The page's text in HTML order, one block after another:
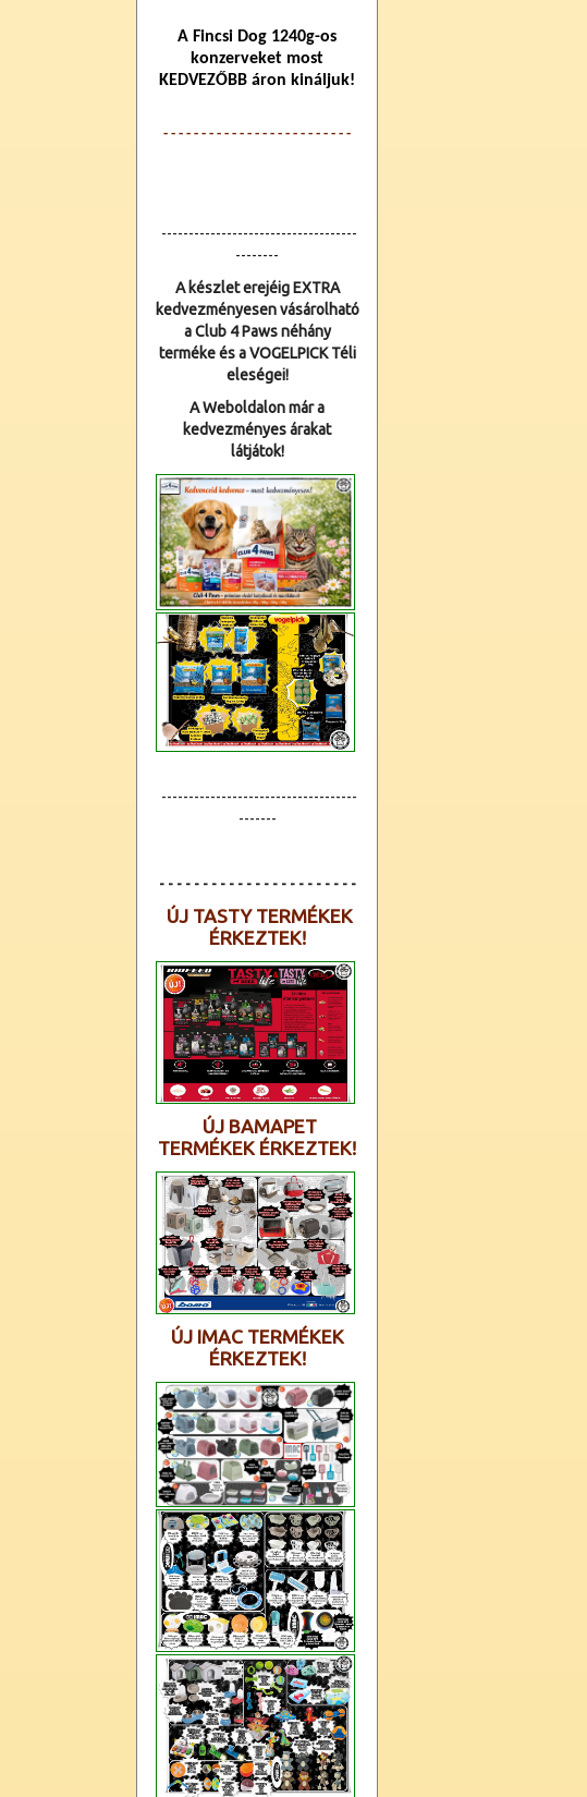
A Fincsi Dog 1240g-os
konzerveket most
KEDVEZŐBB áron kináljuk!
- - - - - - - - - - - - -- - - - - - - - - - - -
------------------------------------
--------
A készlet erejéig EXTRA
kedvezményesen vásárolható
a Club 4 Paws néhány
terméke és a VOGELPICK Téli
eleségei!
A Weboldalon már a
kedvezményes árakat
látjátok!
------------------------------------
-------
- - - - - - - - - - - - - - - - - - - - - - -
ÚJ TASTY TERMÉKEK
ÉRKEZTEK!
ÚJ BAMAPET
TERMÉKEK ÉRKEZTEK!
ÚJ IMAC TERMÉKEK
ÉRKEZTEK!